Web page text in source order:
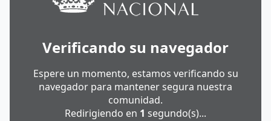
Verificando su navegador
Espere un momento, estamos verificando su
navegador para mantener segura nuestra
comunidad.
Redirigiendo en 1 segundo(s)...